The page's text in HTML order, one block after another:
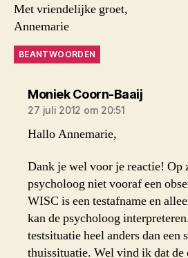
Met vriendelijke groet,
Annemarie
BEANTWOORDEN
Moniek Coorn-Baaijzegt:
27 juli 2012 om 20:51
Hallo Annemarie,
Dank je wel voor je reactie! Op
psycholoog niet vooraf een
WISC is een testafname en
kan de psycholoog
testsituatie heel anders dan een
thuissituatie. Wel vind ik dat de